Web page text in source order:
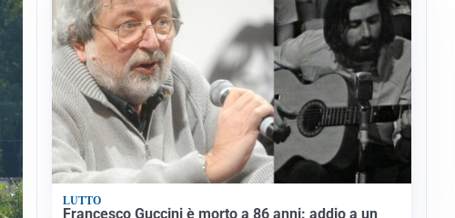
LUTTO
Francesco Guccini è morto a 86 anni: addio a un